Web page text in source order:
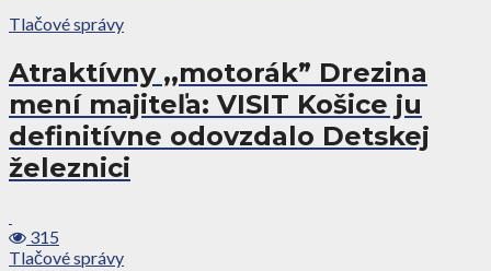
Tlačové správy
Atraktívny ,,motorák” Drezina
mení majiteľa: VISIT Košice ju
definitívne odovzdalo Detskej
železnici
315
Tlačové správy